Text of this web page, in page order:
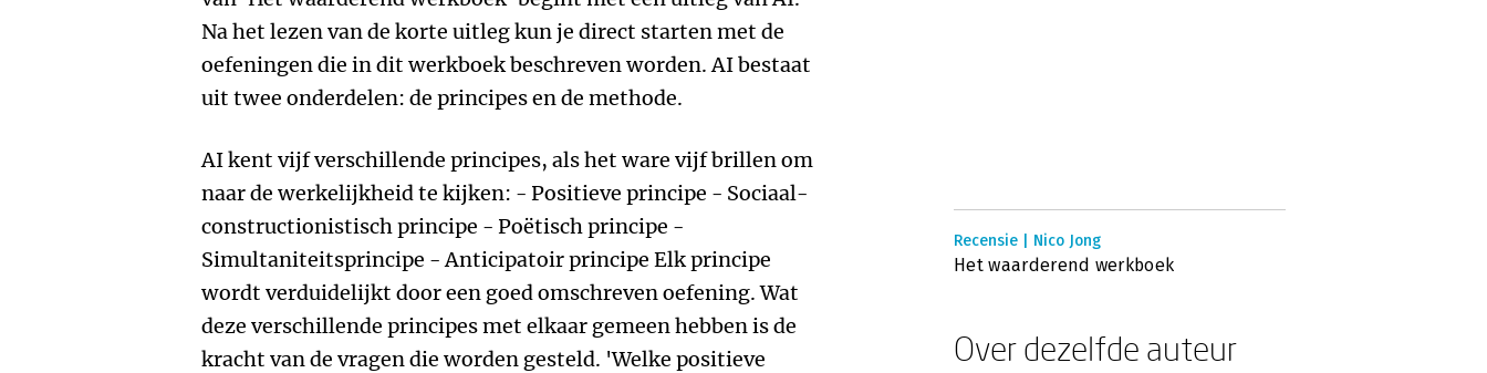
Na het lezen van de korte uitleg kun je direct starten met de
oefeningen die in dit werkboek beschreven worden. AI bestaat
uit twee onderdelen: de principes en de methode.
AI kent vijf verschillende principes, als het ware vijf brillen om
naar de werkelijkheid te kijken: - Positieve principe - Sociaal-
constructionistisch principe - Poëtisch principe -
Simultaniteitsprincipe - Anticipatoir principe Elk principe
wordt verduidelijkt door een goed omschreven oefening. Wat
deze verschillende principes met elkaar gemeen hebben is de
kracht van de vragen die worden gesteld. 'Welke positieve
Recensie | Nico Jong
Het waarderend werkboek
Over dezelfde auteur